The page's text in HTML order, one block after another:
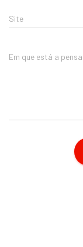
Site
Em que está a